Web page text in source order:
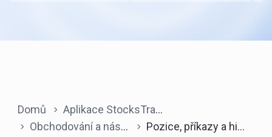
Domů
Aplikace StocksTrader
Obchodování a nástroje
Pozice, příkazy a historie v aplikaci